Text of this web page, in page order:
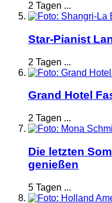
2 Tagen ...
Star-Pianist
2 Tagen ...
Grand Hotel
2 Tagen ...
Die letzten
genießen
5 Tagen ...